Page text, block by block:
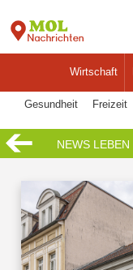
Wirtschaft
Gesundheit Freizeit
NEWS LEBEN